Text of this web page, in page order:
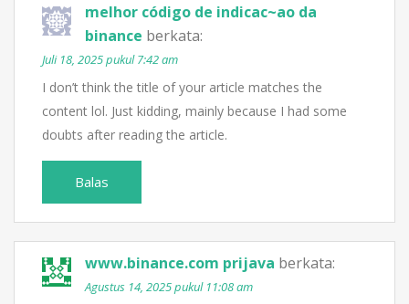
melhor código de indicac~ao da
binance berkata:
Juli 18, 2025 pukul 7:42 am
I don’t think the title of your article matches the
content lol. Just kidding, mainly because I had some
doubts after reading the article.
Balas
www.binance.com prijava berkata:
Agustus 14, 2025 pukul 11:08 am